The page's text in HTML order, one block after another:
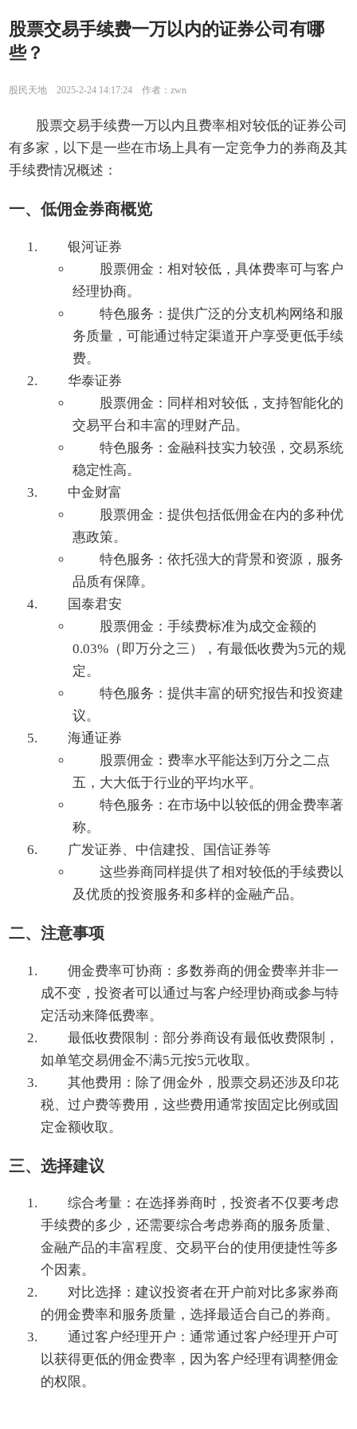
股票交易手续费一万以内的证券公司有哪
些？
股民天地 2025-2-24 14:17:24 作者：zwn
股票交易手续费一万以内且费率相对较低的证券公司
有多家，以下是一些在市场上具有一定竞争力的券商及其
手续费情况概述：
一、低佣金券商概览
银河证券
股票佣金：相对较低，具体费率可与客户
经理协商。
特色服务：提供广泛的分支机构网络和服
务质量，可能通过特定渠道开户享受更低手续
费。
华泰证券
股票佣金：同样相对较低，支持智能化的
交易平台和丰富的理财产品。
特色服务：金融科技实力较强，交易系统
稳定性高。
中金财富
股票佣金：提供包括低佣金在内的多种优
惠政策。
特色服务：依托强大的背景和资源，服务
品质有保障。
国泰君安
股票佣金：手续费标准为成交金额的
0.03%（即万分之三），有最低收费为5元的规
定。
特色服务：提供丰富的研究报告和投资建
议。
海通证券
股票佣金：费率水平能达到万分之二点
五，大大低于行业的平均水平。
特色服务：在市场中以较低的佣金费率著
称。
广发证券、中信建投、国信证券等
这些券商同样提供了相对较低的手续费以
及优质的投资服务和多样的金融产品。
二、注意事项
佣金费率可协商：多数券商的佣金费率并非一
成不变，投资者可以通过与客户经理协商或参与特
定活动来降低费率。
最低收费限制：部分券商设有最低收费限制，
如单笔交易佣金不满5元按5元收取。
其他费用：除了佣金外，股票交易还涉及印花
税、过户费等费用，这些费用通常按固定比例或固
定金额收取。
三、选择建议
综合考量：在选择券商时，投资者不仅要考虑
手续费的多少，还需要综合考虑券商的服务质量、
金融产品的丰富程度、交易平台的使用便捷性等多
个因素。
对比选择：建议投资者在开户前对比多家券商
的佣金费率和服务质量，选择最适合自己的券商。
通过客户经理开户：通常通过客户经理开户可
以获得更低的佣金费率，因为客户经理有调整佣金
的权限。